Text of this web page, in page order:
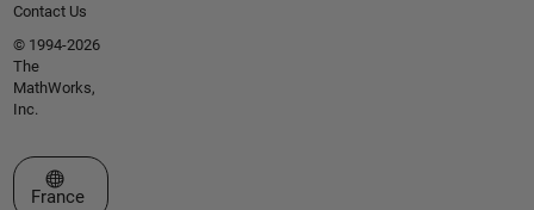
Contact Us
© 1994-2026
The
MathWorks,
Inc.
Sélectionner un site web
France